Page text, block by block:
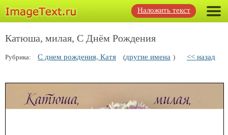
Наложить текст
Катюша, милая, С Днём Рождения
Рубрика: С днем рождения, Катя (другие имена ) << назад